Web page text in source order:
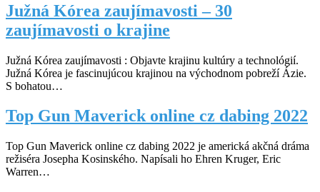
Južná Kórea zaujímavosti – 30
zaujímavosti o krajine
Južná Kórea zaujímavosti : Objavte krajinu kultúry a technológií.
Južná Kórea je fascinujúcou krajinou na východnom pobreží Ázie.
S bohatou…
Top Gun Maverick online cz dabing 2022
Top Gun Maverick online cz dabing 2022 je americká akčná dráma
režiséra Josepha Kosinského. Napísali ho Ehren Kruger, Eric
Warren…